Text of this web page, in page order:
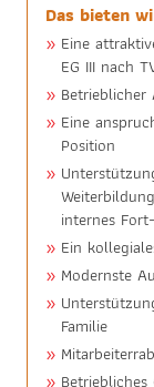
Das bieten
Eine
EG III nach
Eine
Position
internes
Ein
Modernste
Familie